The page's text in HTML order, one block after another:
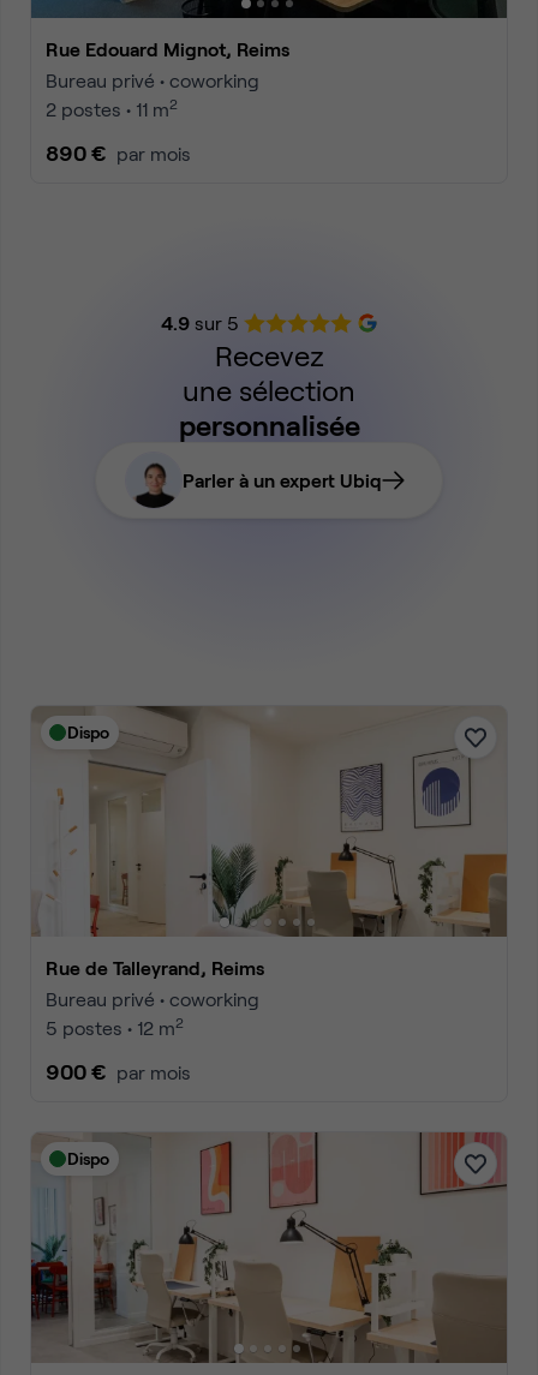
Rue Edouard Mignot, Reims
Bureau privé • coworking
2 postes • 11 m2
890 € par mois
4.9sur 5
Recevez
une sélection
personnalisée
Parler à un expert Ubiq
Dispo
Rue de Talleyrand, Reims
Bureau privé • coworking
5 postes • 12 m2
900 € par mois
Dispo